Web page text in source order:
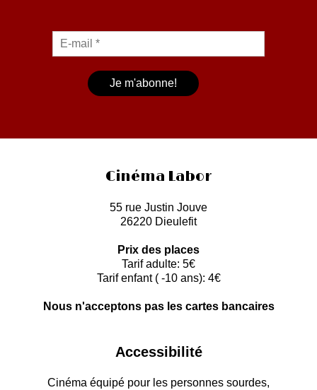
Cinéma Labor
55 rue Justin Jouve
26220 Dieulefit
Prix des places
Tarif adulte: 5€
Tarif enfant ( -10 ans): 4€
Nous n'acceptons pas les cartes bancaires
Accessibilité
Cinéma équipé pour les personnes sourdes,